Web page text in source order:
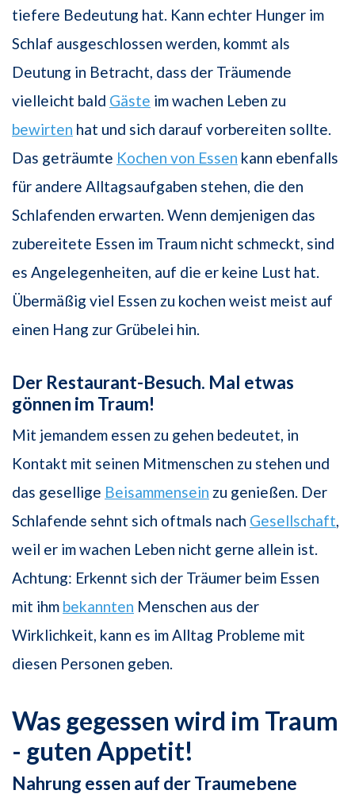
tiefere Bedeutung hat. Kann echter Hunger im
Schlaf ausgeschlossen werden, kommt als
Deutung in Betracht, dass der Träumende
vielleicht bald Gäste im wachen Leben zu
bewirten hat und sich darauf vorbereiten sollte.
Das geträumte Kochen von Essen kann ebenfalls
für andere Alltagsaufgaben stehen, die den
Schlafenden erwarten. Wenn demjenigen das
zubereitete Essen im Traum nicht schmeckt, sind
es Angelegenheiten, auf die er keine Lust hat.
Übermäßig viel Essen zu kochen weist meist auf
einen Hang zur Grübelei hin.
Der Restaurant-Besuch. Mal etwas
gönnen im Traum!
Mit jemandem essen zu gehen bedeutet, in
Kontakt mit seinen Mitmenschen zu stehen und
das gesellige Beisammensein zu genießen. Der
Schlafende sehnt sich oftmals nach Gesellschaft
weil er im wachen Leben nicht gerne allein ist.
Achtung: Erkennt sich der Träumer beim Essen
mit ihm bekannten Menschen aus der
Wirklichkeit, kann es im Alltag Probleme mit
diesen Personen geben.
Was gegessen wird im Traum
- guten Appetit!
Nahrung essen auf der Traumebene